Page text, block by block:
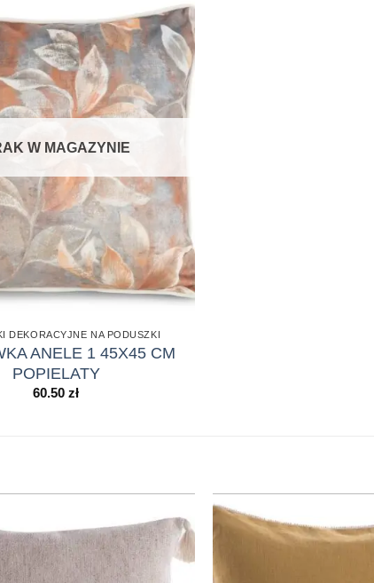
W MAGAZYNIE
DEKORACYJNE NA PODUSZKI
ANELE 1 45X45 CM
POPIELATY
60.50zł